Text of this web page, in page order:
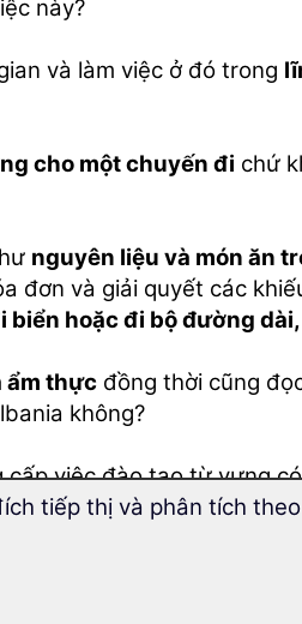
này?
và làm việc ở đó trong
cho một chuyến đi chứ
nguyên liệu và món ăn
đơn và giải quyết các
biển hoặc đi bộ đường
ẩm thực đồng thời cũng
không?
việc đào tạo từ vựng
tiếp thị và phân tích theo